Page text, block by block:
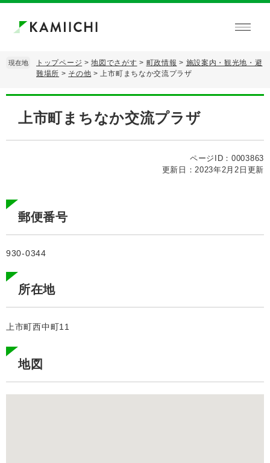
ペ
す。
メ
し
現在地 トップページ >地図でさがす > 町政情報 > 施設案内・観光地・避
難場所 > その他 >上市町まちなか交流プラザ
上市町まちなか交流プラザ
ページID：0003863
更新日：2023年2月2日更新
郵便番号
930-0344
所在地
上市町西中町11
地図